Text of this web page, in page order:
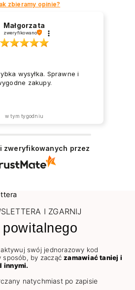
zbieramy opinie?
Małgorzata
zweryfikowano
wysyłka. Sprawne i
zakupy.
w tym tygodniu
zweryfikowanych przez
I ZGARNIJ
swój jednorazowy kod
sposób, by zacząćzamawiać taniej i
innymi.
natychmiast po zapisie